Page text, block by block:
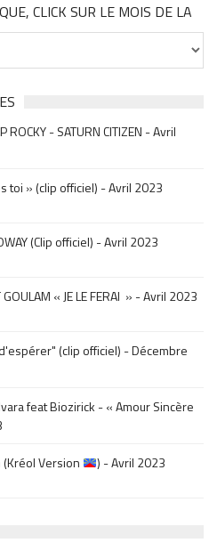
CLICK SUR LE MOIS DE LA
ROCKY - SATURN CITIZEN - Avril
toi » (clip officiel) - Avril 2023
(Clip officiel) - Avril 2023
GOULAM « JE LE FERAI » - Avril 2023
(clip officiel) - Décembre
feat Biozirick - « Amour Sincère
(Kréol Version
) - Avril 2023